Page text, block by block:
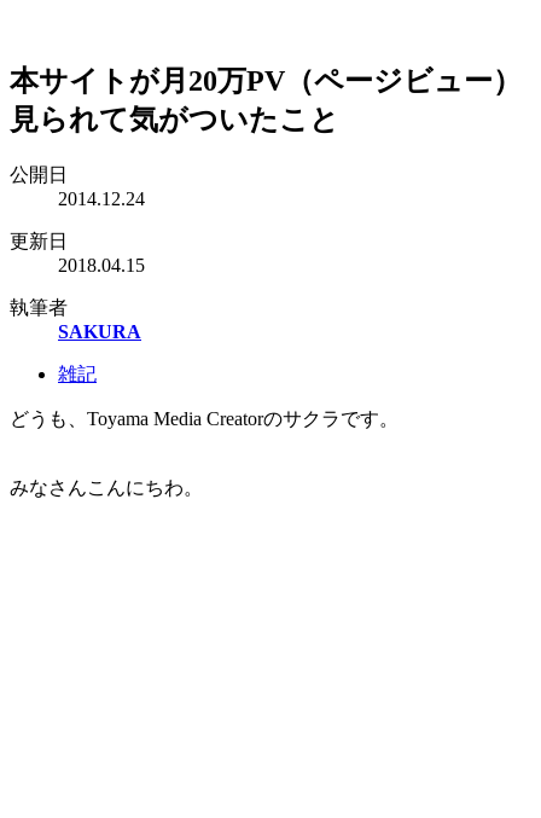
本サイトが月20万PV（ページビュー）
見られて気がついたこと
公開日
2014.12.24
更新日
2018.04.15
執筆者
SAKURA
雑記
どうも、Toyama Media Creatorのサクラです。
みなさんこんにちわ。